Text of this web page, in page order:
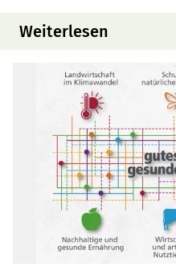
Weiterlesen